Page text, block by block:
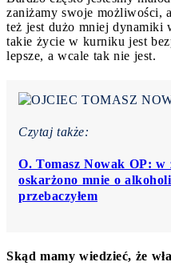
zaniżamy swoje możliwości,
też jest dużo mniej dynamiki
takie życie w kurniku jest
lepsze, a wcale tak nie jest.
Czytaj także:
O. Tomasz Nowak OP: w
oskarżono mnie o
przebaczyłem
Skąd mamy wiedzieć, że